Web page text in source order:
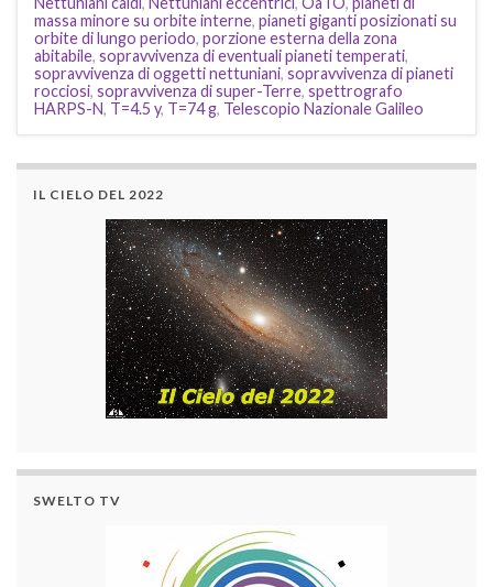
massa minore su orbite interne, pianeti giganti posizionati su
orbite di lungo periodo, porzione esterna della zona
abitabile, sopravvivenza di eventuali pianeti temperati,
sopravvivenza di oggetti nettuniani, sopravvivenza di pianeti
rocciosi, sopravvivenza di super-Terre, spettrografo
HARPS-N, T=4.5 y, T=74 g, Telescopio Nazionale Galileo
IL CIELO DEL 2022
SWELTO TV